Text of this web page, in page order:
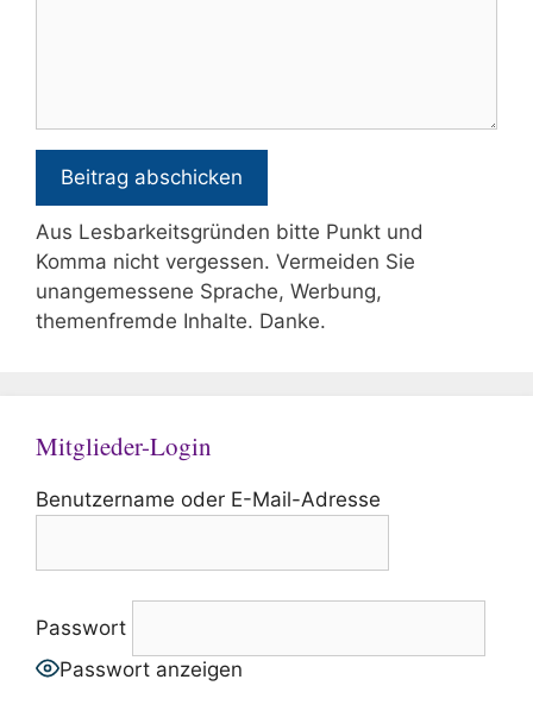
Aus Lesbarkeitsgründen bitte Punkt und
Komma nicht vergessen. Vermeiden Sie
unangemessene Sprache, Werbung,
themenfremde Inhalte. Danke.
Mitglieder-Login
Benutzername oder E-Mail-Adresse
Passwort
Passwort anzeigen